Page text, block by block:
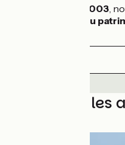
Fondée en 2003,
du
Découvrez